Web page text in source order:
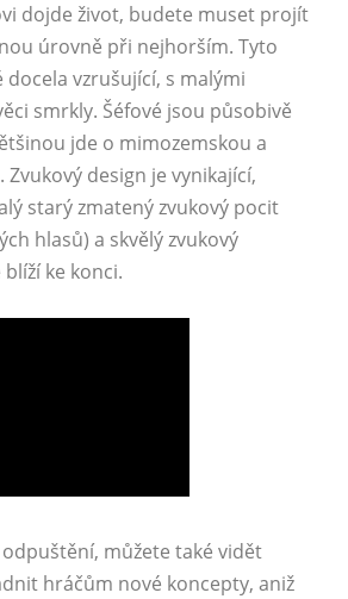
dojde život, budete muset projít
úrovně při nejhorším. Tyto
vzrušující, s malými
smrkly. Šéfové jsou působivě
jde o mimozemskou a
design je vynikající,
starý zmatený zvukový pocit
hlasů) a skvělý zvukový
ke konci.
můžete také vidět
hráčům nové koncepty, aniž